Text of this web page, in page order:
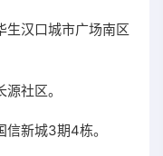
生汉口城市广场南区
社区。
新城3期4栋。